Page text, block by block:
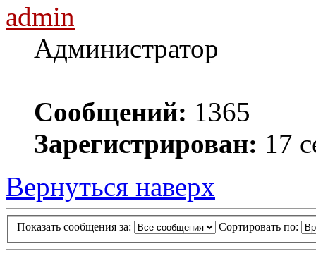
admin
Администратор
Сообщений: 1365
Зарегистрирован: 17
Вернуться наверх
Показать сообщения за: Сортировать по: